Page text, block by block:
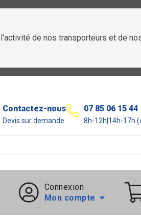
de nos transporteurs et de
Contactez-nous
Devis sur demande
07 85 06 15 44
8h-12h|14h-17h
Connexion
Mon compte